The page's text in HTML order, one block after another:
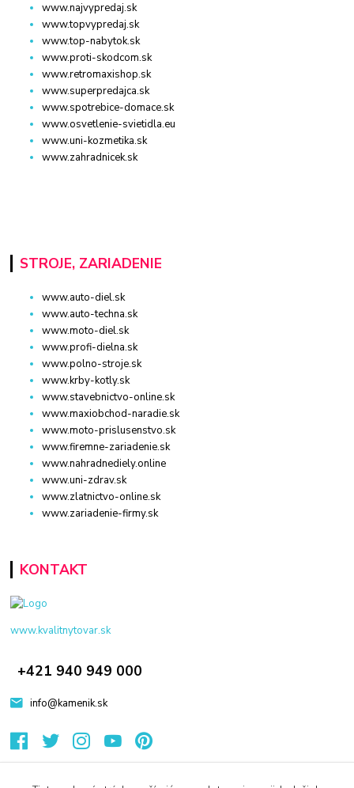
www.najvypredaj.sk
www.topvypredaj.sk
www.top-nabytok.sk
www.proti-skodcom.sk
www.retromaxishop.sk
www.superpredajca.sk
www.spotrebice-domace.sk
www.osvetlenie-svietidla.eu
www.uni-kozmetika.sk
www.zahradnicek.sk
STROJE, ZARIADENIE
www.auto-diel.sk
www.auto-techna.sk
www.moto-diel.sk
www.profi-dielna.sk
www.polno-stroje.sk
www.krby-kotly.sk
www.stavebnictvo-online.sk
www.maxiobchod-naradie.sk
www.moto-prislusenstvo.sk
www.firemne-zariadenie.sk
www.nahradnediely.online
www.uni-zdrav.sk
www.zlatnictvo-online.sk
www.zariadenie-firmy.sk
KONTAKT
www.kvalitnytovar.sk
+421 940 949 000
info@kamenik.sk